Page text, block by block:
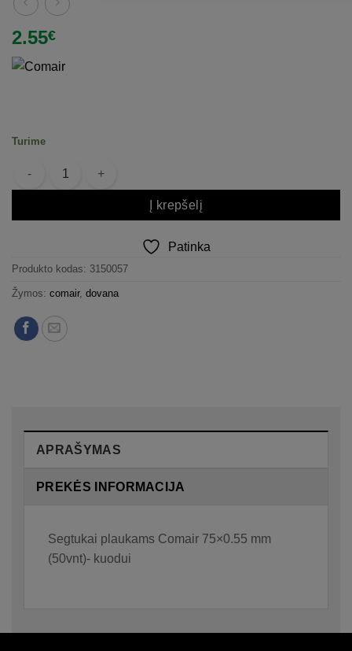
2.55€
Turime
produkto kiekis: Segtukai plaukams juodi Comair 75x0.55 mm
Į krepšelį
Patinka
Produkto kodas: 3150057
Žymos: comair, dovana
APRAŠYMAS
PREKĖS INFORMACIJA
Segtukai plaukams Comair 75×0.55 mm
(50vnt)- kuodui